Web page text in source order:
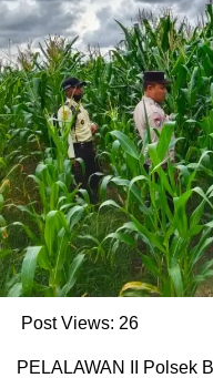
Post Views: 26
PELALAWAN II Polsek